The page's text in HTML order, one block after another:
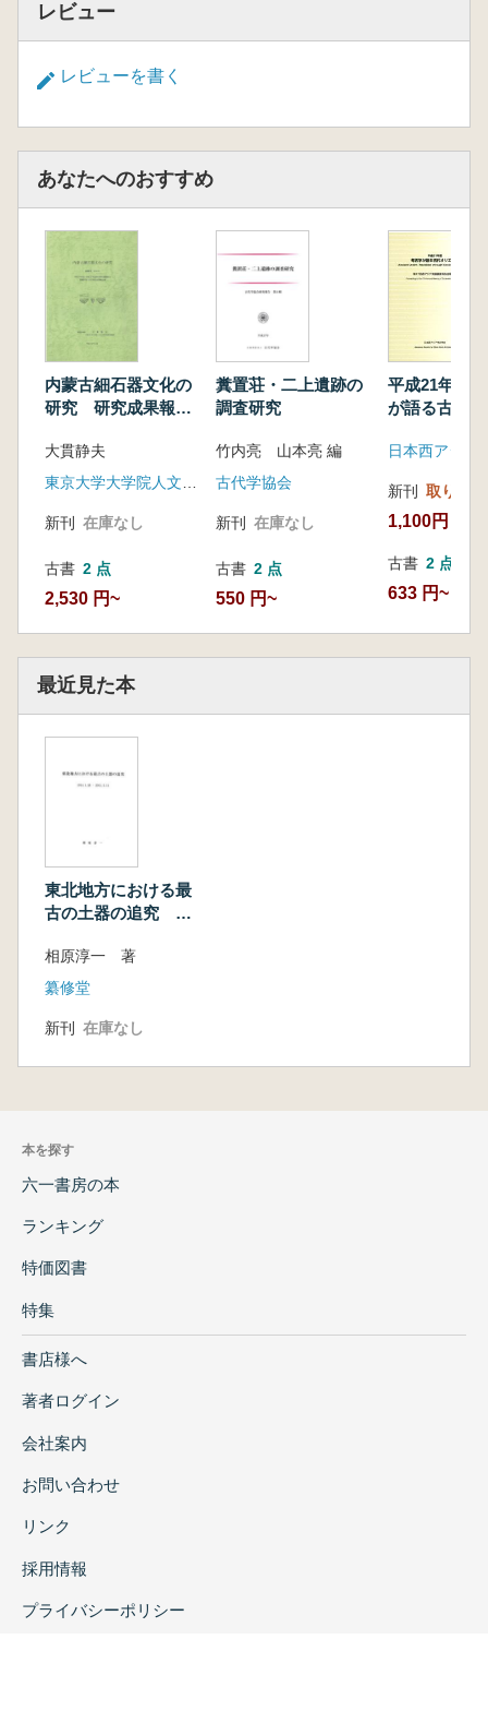
レビュー
レビューを書く
あなたへのおすすめ
内蒙古細石器文化の
研究 研究成果報告
大貫静夫
新刊 在庫なし
古書 2 点
2,530 円~
糞置荘・二上遺跡の
調査研究
竹内亮 山本亮 編
古代学協会
新刊 在庫なし
古書 2 点
550 円~
平成21年度
が語る古代
日本西アジア
新刊 取り寄せ
1,100円
古書 2 点
633 円~
最近見た本
東北地方における最
古の土器の追究
相原淳一 著
纂修堂
新刊 在庫なし
本を探す
六一書房の本
ランキング
特価図書
特集
書店様へ
著者ログイン
会社案内
お問い合わせ
リンク
採用情報
プライバシーポリシー